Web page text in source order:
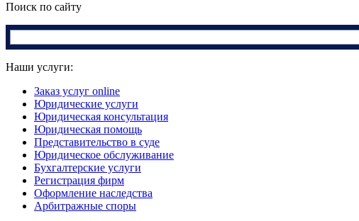
Поиск по сайту
Наши услуги:
Заказ услуг online
Юридические услуги
Юридическая консультация
Юридическая помощь
Представительство в суде
Юридическое обслуживание
Бухгалтерские услуги
Регистрация фирм
Оформление наследства
Арбитражные споры